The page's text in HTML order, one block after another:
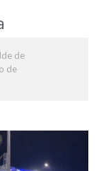
de
de